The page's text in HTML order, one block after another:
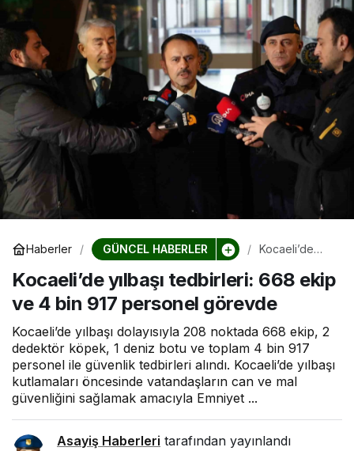
Haberler GÜNCEL HABERLER
Kocaeli’de
tedbirleri: 668
ekip ve 4 bin
917 personel
Kocaeli’de yılbaşı tedbirleri: 668 ekip
ve 4 bin 917 personel görevde
Kocaeli’de yılbaşı dolayısıyla 208 noktada 668 ekip, 2
dedektör köpek, 1 deniz botu ve toplam 4 bin 917
personel ile güvenlik tedbirleri alındı. Kocaeli’de yılbaşı
kutlamaları öncesinde vatandaşların can ve mal
güvenliğini sağlamak amacıyla Emniyet ...
Asayiş Haberleri tarafından yayınlandı